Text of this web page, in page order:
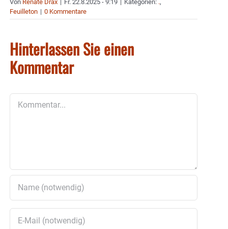
Von Renate Drax Fr. 22.8.2025 - 9:19 Kategorien: .,
Feuilleton | 0 Kommentare
Hinterlassen Sie einen
Kommentar